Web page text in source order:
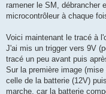
ramener le SM, débrancher
microcontrôleur à chaque
Voici maintenant le tracé à
J'ai mis un trigger vers 9V
tracé un peu avant puis
Sur la première image
celle de la batterie (12V)
marche, car la batterie